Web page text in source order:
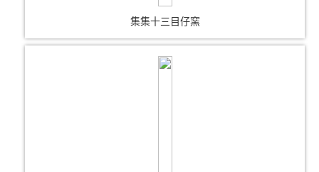
集集十三目仔窯